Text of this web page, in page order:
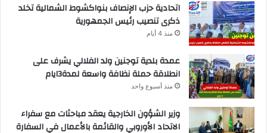
اتحادية حزب الإنصاف بنواكشوط الشمالية تخلد
ذكرى تنصيب رئيس الجمهورية
منذ 4 أيام
عمدة بلدية توجنين ولد الفلالي يشرف على
انطلاقة حملة نظافة واسعة لمدة3ايام
منذ أسبوع واحد
وزير الشؤون الخارجية يعقد مباحثات مع سفراء
الاتحاد الأوروبي والقائمة بالأعمال في السفارة